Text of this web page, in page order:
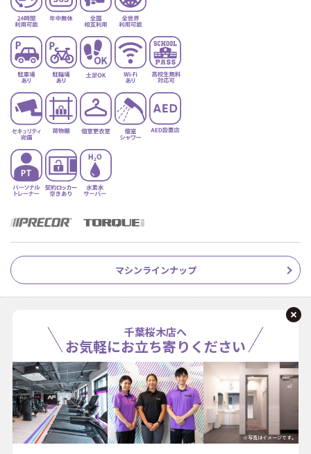
マシンラインナップ
千葉桜木店へ
お気軽にお立ち寄りください
※写真はイメージです。